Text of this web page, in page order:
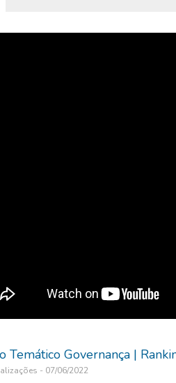
Moto
Temático Governança |
- 07/06/2022